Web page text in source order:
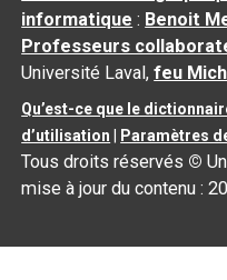
informatique : Benoit
Professeurs
Université Laval,feu
Qu’est-ce que le
d’utilisation
Paramètres
Tous droits réservés ©
mise à jour du contenu :